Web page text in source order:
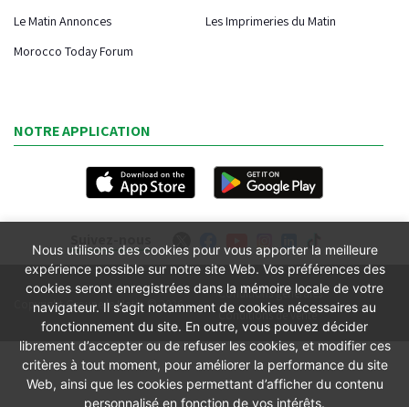
Le Matin Annonces
Les Imprimeries du Matin
Morocco Today Forum
NOTRE APPLICATION
Copyright Groupe le Matin © 2026
Conditions générales
Conditions de vente
Nous utilisons des cookies pour vous apporter la meilleure
expérience possible sur notre site Web. Vos préférences des
cookies seront enregistrées dans la mémoire locale de votre
navigateur. Il s’agit notamment de cookies nécessaires au
fonctionnement du site. En outre, vous pouvez décider
librement d’accepter ou de refuser les cookies, et modifier ces
critères à tout moment, pour améliorer la performance du site
Web, ainsi que les cookies permettant d’afficher du contenu
personnalisé en fonction de vos intérêts.